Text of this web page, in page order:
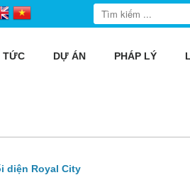
TỨC DỰ ÁN PHÁP LÝ
diện Royal City